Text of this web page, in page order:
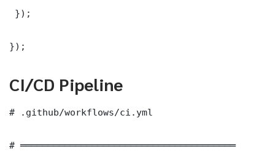
});
});
CI/CD Pipeline
# .github/workflows/ci.yml
# ═══════════════════════════════════════